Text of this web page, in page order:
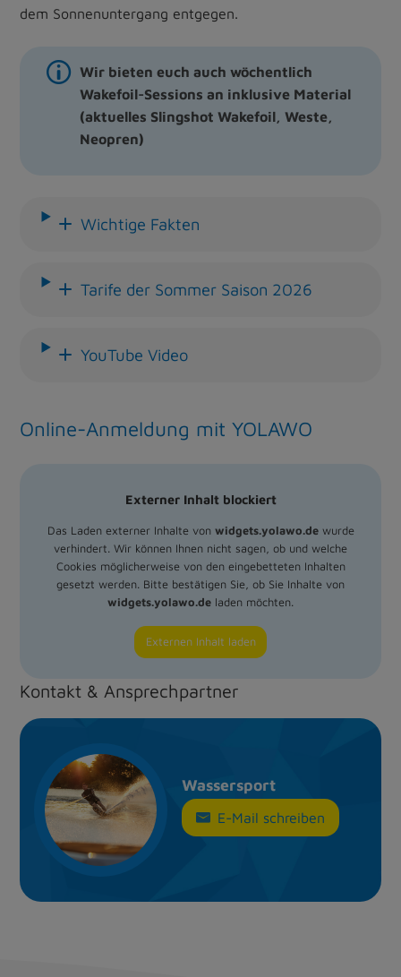
dem Sonnenuntergang entgegen.
Wir bieten euch auch wöchentlich
Wakefoil-Sessions an inklusive Material
(aktuelles Slingshot Wakefoil, Weste,
Neopren)
Wichtige Fakten
Tarife der Sommer Saison 2026
YouTube Video
Online-Anmeldung mit YOLAWO
Externer Inhalt blockiert
Das Laden externer Inhalte von widgets.yolawo.dewurde
verhindert. Wir können Ihnen nicht sagen, ob und welche
Cookies möglicherweise von den eingebetteten Inhalten
gesetzt werden. Bitte bestätigen Sie, ob Sie Inhalte von
widgets.yolawo.de laden möchten.
Externen Inhalt laden
Kontakt & Ansprechpartner
Wassersport
E-Mail schreiben